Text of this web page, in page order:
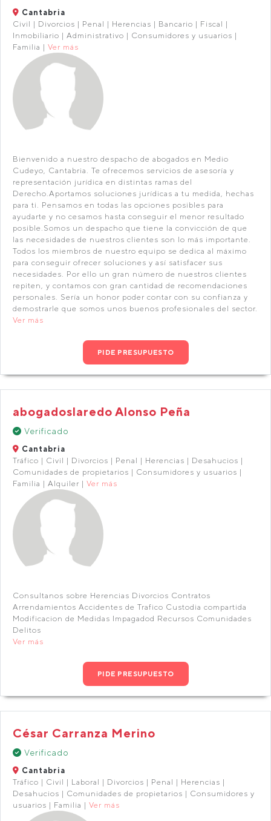
Cantabria
Civil | Divorcios | Penal | Herencias | Bancario | Fiscal |
Inmobiliario | Administrativo | Consumidores y usuarios |
Familia | Ver más
Bienvenido a nuestro despacho de abogados en Medio
Cudeyo, Cantabria. Te ofrecemos servicios de asesoría y
representación jurídica en distintas ramas del
Derecho.Aportamos soluciones jurídicas a tu medida, hechas
para ti. Pensamos en todas las opciones posibles para
ayudarte y no cesamos hasta conseguir el menor resultado
posible.Somos un despacho que tiene la convicción de que
las necesidades de nuestros clientes son lo más importante.
Todos los miembros de nuestro equipo se dedica al máximo
para conseguir ofrecer soluciones y así satisfacer sus
necesidades. Por ello un gran número de nuestros clientes
repiten, y contamos con gran cantidad de recomendaciones
personales. Sería un honor poder contar con su confianza y
demostrarle que somos unos buenos profesionales del sector.
Ver más
PIDE PRESUPUESTO
abogadoslaredo Alonso Peña
Verificado
Cantabria
Tráfico | Civil | Divorcios | Penal | Herencias | Desahucios |
Comunidades de propietarios | Consumidores y usuarios |
Familia | Alquiler | Ver más
Consultanos sobre Herencias Divorcios Contratos
Arrendamientos Accidentes de Trafico Custodia compartida
Modificacion de Medidas Impagadod Recursos Comunidades
Delitos
Ver más
PIDE PRESUPUESTO
César Carranza Merino
Verificado
Cantabria
Tráfico | Civil | Laboral | Divorcios | Penal | Herencias |
Desahucios | Comunidades de propietarios | Consumidores y
usuarios | Familia | Ver más